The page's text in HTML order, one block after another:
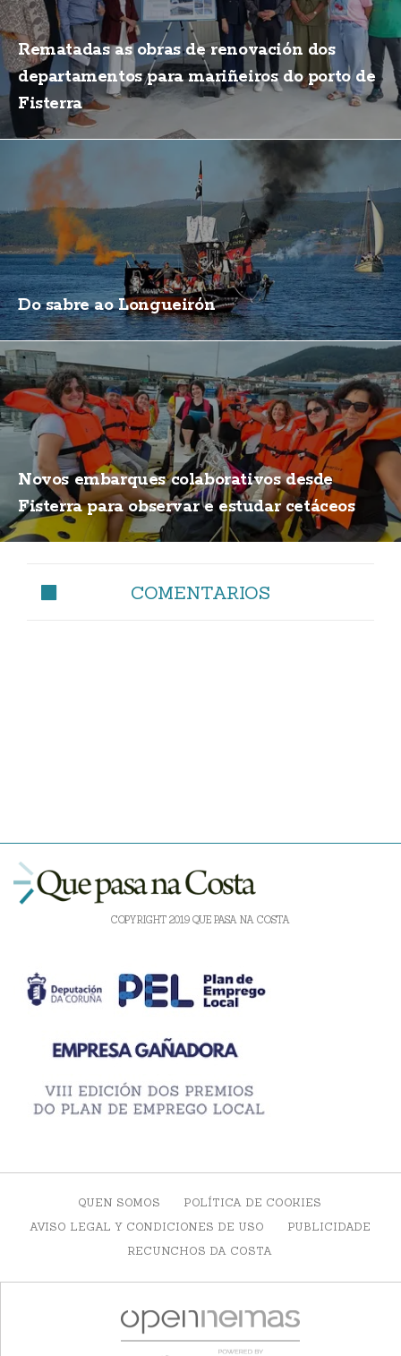
Rematadas as obras de renovación dos
departamentos para mariñeiros do porto de
Fisterra
Do sabre ao Longueirón
Novos embarques colaborativos desde
Fisterra para observar e estudar cetáceos
COMENTARIOS
COPYRIGHT 2019 QUE PASA NA COSTA
QUEN SOMOS
POLÍTICA DE COOKIES
AVISO LEGAL Y CONDICIONES DE USO
PUBLICIDADE
RECUNCHOS DA COSTA